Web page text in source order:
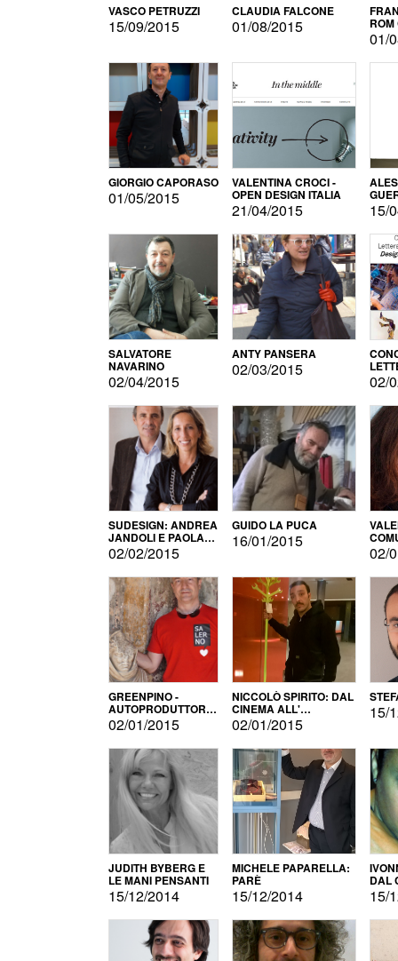
VASCO PETRUZZI
15/09/2015
CLAUDIA FALCONE
01/08/2015
01/
GIORGIO CAPORASO
01/05/2015
VALENTINA CROCI -
OPEN DESIGN ITALIA
21/04/2015 15/
SALVATORE
NAVARINO
02/04/2015
ANTY PANSERA
02/03/2015
02/
SUDESIGN: ANDREA
JANDOLI E PAOLA
PISAPIA
02/02/2015
GUIDO LA PUCA
16/01/2015
02/
GREENPINO -
AUTOPRODUTTORE
PER AMORE
02/01/2015
NICCOLÒ SPIRITO: DAL
CINEMA ALL'
AUTOPRODUZIONE
02/01/2015
15/
JUDITH BYBERG E
LE MANI PENSANTI
15/12/2014
MICHELE PAPARELLA:
PARÈ
15/12/2014
DAL
15/